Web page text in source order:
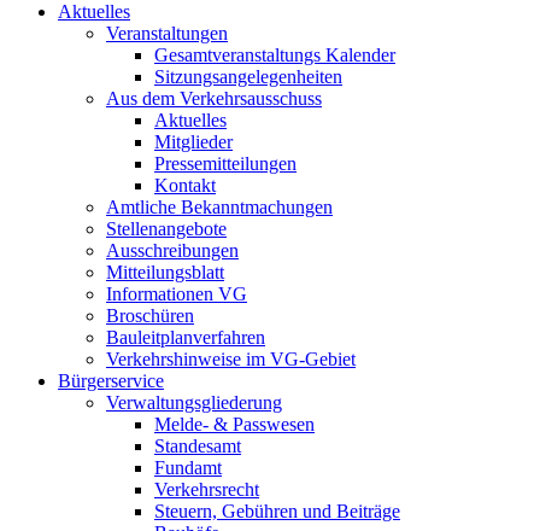
Aktuelles
Veranstaltungen
Gesamtveranstaltungs Kalender
Sitzungsangelegenheiten
Aus dem Verkehrsausschuss
Aktuelles
Mitglieder
Pressemitteilungen
Kontakt
Amtliche Bekanntmachungen
Stellenangebote
Ausschreibungen
Mitteilungsblatt
Informationen VG
Broschüren
Bauleitplanverfahren
Verkehrshinweise im VG-Gebiet
Bürgerservice
Verwaltungsgliederung
Melde- & Passwesen
Standesamt
Fundamt
Verkehrsrecht
Steuern, Gebühren und Beiträge